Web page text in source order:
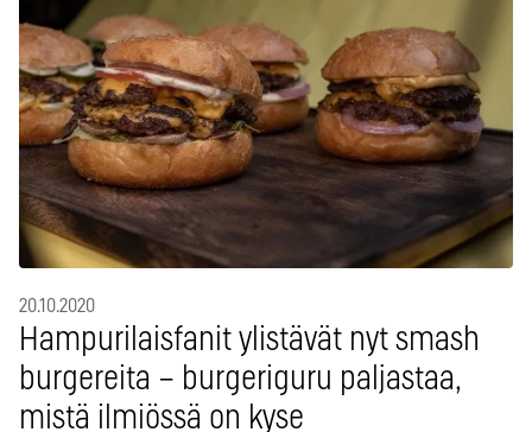
20.10.2020
Hampurilaisfanit ylistävät nyt smash
burgereita – burgeriguru paljastaa,
mistä ilmiössä on kyse